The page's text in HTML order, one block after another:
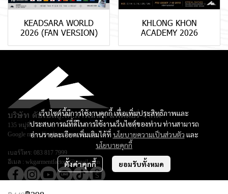
KEADSARA WORLD
2026 (FAN VERSION)
KHLONG KHON
ACADEMY 2026
เว็บไซต์นี้มีการใช้งานคุกกี้ เพื่อเพิ่มประสิทธิภาพและ
ประสบการณ์ที่ดีในการใช้งานเว็บไซต์ของท่าน ท่านสามารถ
อ่านรายละเอียดเพิ่มเติมได้ที่ นโยบายความเป็นส่วนตัว และ
นโยบายคุกกี้
ตั้งค่าคุกกี้ ยอมรับทั้งหมด
บริษัท ดับเบิลยู.เค.การ์เม้นท์ แฟคตอรี่ จำกัด
135 หมู่ที่ 3 ตำบลยางหย่อง อำเภอท่ายาง จ.เพชรบุรี 76130
Google map : Keadsara Sport Design
เบอร์โทร: 083 817 7999
อีเมล : wkgarmentfactory@gmail.com